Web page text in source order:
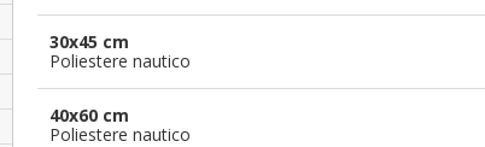
30x45 cm
Poliestere nautico
40x60 cm
Poliestere nautico